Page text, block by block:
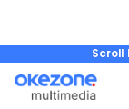
Scroll